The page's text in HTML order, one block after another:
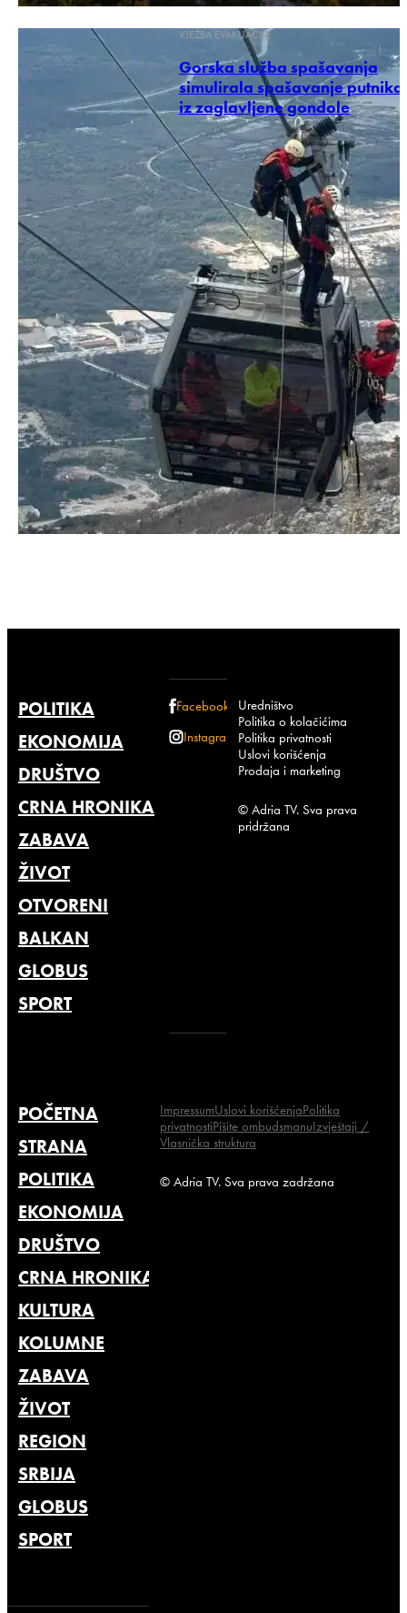
VJEŽBA EVAKUACIJE
Gorska služba spašavanja
simulirala spašavanje putnika
iz zaglavljene gondole
POLITIKA
EKONOMIJA
DRUŠTVO
CRNA HRONIKA
ZABAVA
ŽIVOT
OTVORENI
BALKAN
GLOBUS
SPORT
Facebook
Instagram
Uredništvo
Politika o kolačićima
Politika privatnosti
Uslovi korišćenja
Prodaja i marketing
© Adria TV. Sva prava
pridržana
POČETNA
STRANA
POLITIKA
EKONOMIJA
DRUŠTVO
CRNA HRONIKA
KULTURA
KOLUMNE
ZABAVA
ŽIVOT
REGION
SRBIJA
GLOBUS
SPORT
ImpressumUslovi korišćenjaPolitika
privatnostiPišite ombudsmanuIzvještaji /
Vlasnička struktura
© Adria TV. Sva prava zadržana